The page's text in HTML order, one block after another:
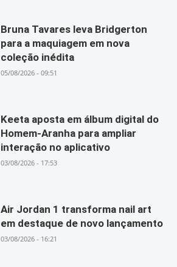
Bruna Tavares leva Bridgerton
para a maquiagem em nova
coleção inédita
05/08/2026 - 09:51
Keeta aposta em álbum digital do
Homem-Aranha para ampliar
interação no aplicativo
03/08/2026 - 17:53
Air Jordan 1 transforma nail art
em destaque de novo lançamento
03/08/2026 - 16:21